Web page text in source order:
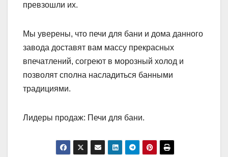
превзошли их.
Мы уверены, что печи для бани и дома данного
завода доставят вам массу прекрасных
впечатлений, согреют в морозный холод и
позволят сполна насладиться банными
традициями.
Лидеры продаж: Печи для бани.